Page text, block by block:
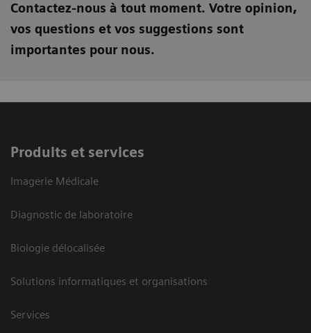
Contactez-nous à tout moment. Votre opinion,
vos questions et vos suggestions sont
importantes pour nous.
Produits et services
Imagerie Médicale
Diagnostic de laboratoire
Biologie délocalisée
Solutions informatiques et organisations
Services